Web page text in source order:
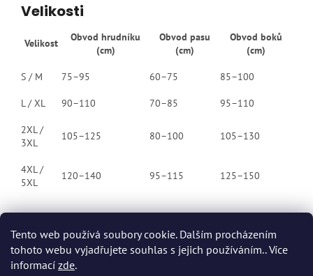
Tento web používá soubory cookie. Dalším procházením
tohoto webu vyjadřujete souhlas s jejich používáním.. Více
informací zde.
Velikosti
Velikost
Obvod hrudníku
(cm)
Obvod pasu
(cm)
Obvod boků
(cm)
S / M 75–95 60–75 85–100
L / XL 90–110 70–85 95–110
2XL /
3XL
105–125 80–100 105–130
4XL /
5XL
120–140 95–115 125–150